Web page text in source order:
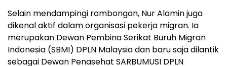
Selain mendampingi rombongan, Nur Alamin juga
dikenal aktif dalam organisasi pekerja migran. Ia
merupakan Dewan Pembina Serikat Buruh Migran
Indonesia (SBMI) DPLN Malaysia dan baru saja dilantik
sebagai Dewan Penasehat SARBUMUSI DPLN